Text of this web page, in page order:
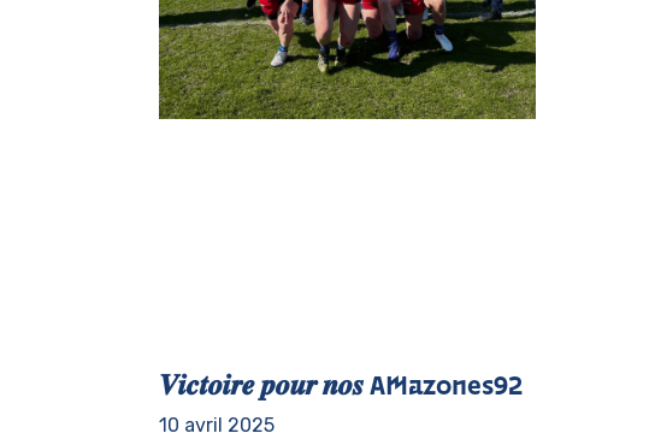
𝑽𝒊𝒄𝒕𝒐𝒊𝒓𝒆 𝒑𝒐𝒖𝒓 𝒏𝒐𝒔 AMazones92
10 avril 2025